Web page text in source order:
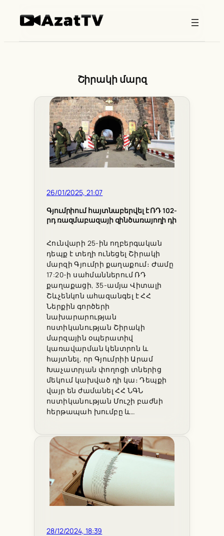
Շիրակի մարզ
26/01/2025, 21:07
Գյումրիում հայտնաբերվել է ՌԴ 102-
րդ ռազմաբազայի զինծառայողի դի
Հունվարի 25-ին ողբերգական
դեպք է տեղի ունեցել Շիրակի
մարզի Գյումրի քաղաքում։ Ժամը
17:20-ի սահմաններում ՌԴ
քաղաքացի, 35-ամյա Վիտալի
Շևչենկոն ահազանգել է ՀՀ
Ներքին գործերի
նախարարության
ոստիկանության Շիրակի
մարզային օպերատիվ
կառավարման կենտրոն և
հայտնել, որ Գյումրիի Արամ
Խաչատրյան փողոցի տներից
մեկում կախված դի կա։ Դեպքի
վայր են ժամանել ՀՀ ՆԳՆ
ոստիկանության Մուշի բաժնի
հերթապահ խումբը և…
28/12/2024, 18:39